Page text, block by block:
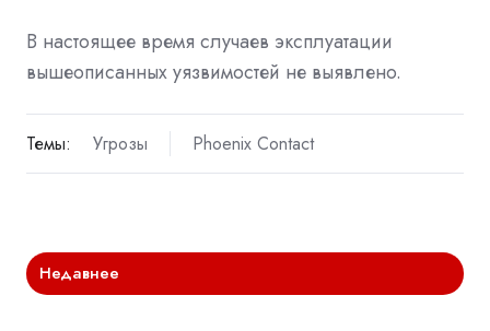
В настоящее время случаев эксплуатации
вышеописанных уязвимостей не выявлено.
Темы: Угрозы Phoenix Contact
Недавнее